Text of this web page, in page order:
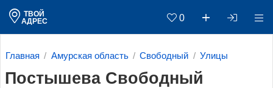
ТВОЙ
АДРЕС
0
Главная Амурская область Свободный Улицы
Постышева Свободный